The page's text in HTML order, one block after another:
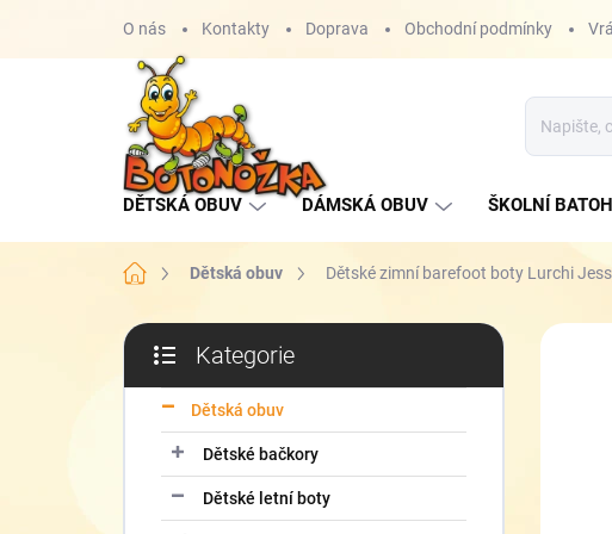
O nás Kontakty Doprava Obchodní podmínky
DĚTSKÁ OBUV DÁMSKÁ OBUV ŠKOLNÍ
Domů Dětská obuv Dětské zimní barefoot boty Lurchi
P
s
kategorie
Kategorie
Dětská obuv
Dětské bačkory
Dětské letní boty
ZNAČKA: